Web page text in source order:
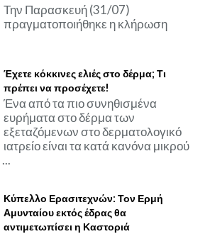
Την Παρασκευή (31/07)
πραγματοποιήθηκε η κλήρωση
Έχετε κόκκινες ελιές στο δέρμα; Τι
πρέπει να προσέχετε!
Ένα από τα πιο συνηθισμένα
ευρήματα στο δέρμα των
εξεταζόμενων στο δερματολογικό
ιατρείο είναι τα κατά κανόνα μικρού
Κύπελλο Ερασιτεχνών: Τον Ερμή
Αμυνταίου εκτός έδρας θα
αντιμετωπίσει η Καστοριά